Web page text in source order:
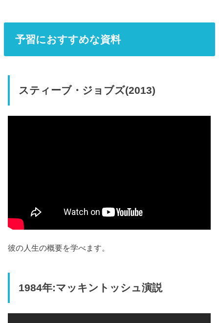
予習におすすめな資料
スティーブ・ジョブズ(2013)
彼の人生の概要を学べます。
1984年:マッキントッシュ演説